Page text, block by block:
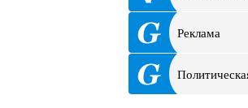
Реклама